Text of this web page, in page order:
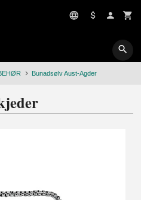
Bunadsølv Aust-Agder